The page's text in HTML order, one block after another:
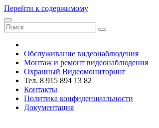
Перейти к содержимому
Обслуживание видеонаблюдения
Монтаж и ремонт видеонаблюдения
Охранный Видеомониторинг
Тел. 8 915 894 13 82
Контакты
Политика конфиденциальности
Документация